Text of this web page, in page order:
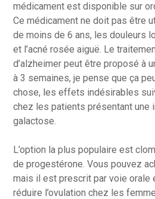
médicament est disponible sur
Ce médicament ne doit pas être
de moins de 6 ans, les douleurs
et l’acné rosée aiguë. Le
d’alzheimer peut être proposé à
à 3 semaines, je pense que ça
chose, les effets indésirables
chez les patients présentant une
galactose.
L’option la plus populaire est
de progestérone. Vous pouvez
mais il est prescrit par voie orale
réduire l’ovulation chez les